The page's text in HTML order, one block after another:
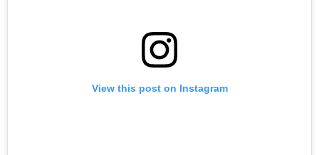
View this post on Instagram